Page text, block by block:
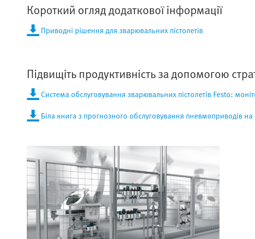
Короткий огляд додаткової інформації
Приводні рішення для зварювальних пістолетів
Підвищіть продуктивність за допомогою
Система обслуговування зварювальних пістолетів Festo:
Біла книга з прогнозного обслуговування пневмоприводів